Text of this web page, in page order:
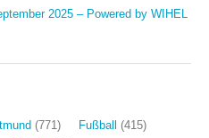
2025 – Powered by WIHEL
(771) Fußball
(415)